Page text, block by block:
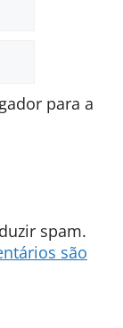
para a
spam.
são